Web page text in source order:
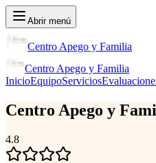
Abrir menú
Centro Apego y Familia
Centro Apego y Familia
InicioEquipoServicios
Centro Apego y
4.8